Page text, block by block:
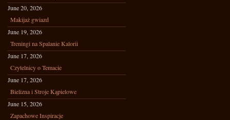
June 20, 2026
Makijaż gwiazd
June 19, 2026
Treningi na Spalanie Kalorii
June 17, 2026
Czytelnicy o Temacie
June 17, 2026
Bielizna i Stroje Kąpielowe
June 15, 2026
Zapachowe Inspiracje